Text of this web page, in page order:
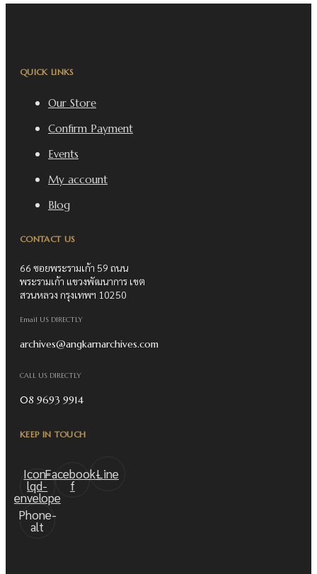
QUICK LINKS
Our Store
Confirm Payment
Events
My account
Blog
CONTACT US
66 ซอยพระรามเก้า 59 ถนน
พระรามเก้า แขวงพัฒนาการ เขต
สวนหลวง กรุงเทพฯ 10250
Email US DIRECTLY
archives@angkarnarchives.com
CALL US DIRECTLY
08 9693 9914
KEEP IN TOUCH
Icon-
lqd-
envelope
Facebook-
f
Line
Phone-
alt